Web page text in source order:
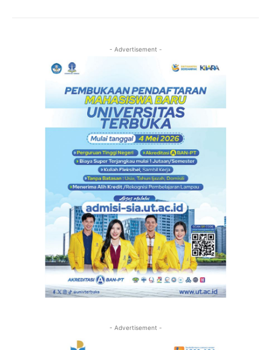
- Advertisement -
- Advertisement -